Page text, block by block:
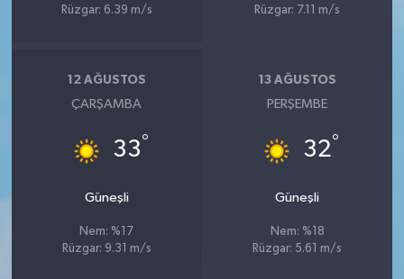
Rüzgar: 6.39 m/s
Rüzgar: 7.11 m/s
12 AĞUSTOS
ÇARŞAMBA
33°
Güneşli
Nem: %17
Rüzgar: 9.31 m/s
13 AĞUSTOS
PERŞEMBE
32°
Güneşli
Nem: %18
Rüzgar: 5.61 m/s